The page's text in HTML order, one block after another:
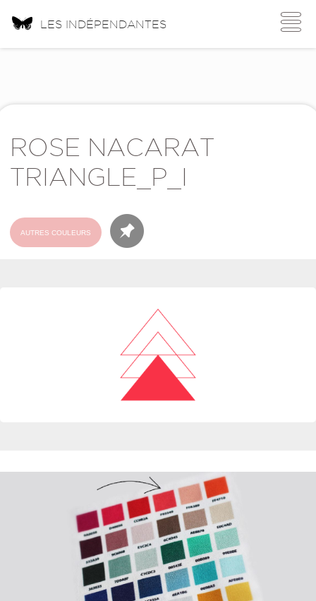
Toggle
LES INDÉPENDANTES
ROSE NACARAT
TRIANGLE_P_I
AUTRES COULEURS